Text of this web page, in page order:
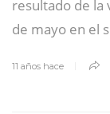
resultado de la
de mayo en el
11 años hace